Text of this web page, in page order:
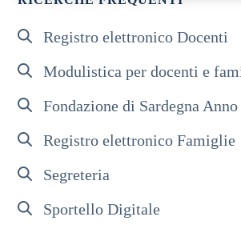
Registro elettronico Docenti
Modulistica per docenti e
Fondazione di Sardegna
Registro elettronico Famiglie
Segreteria
Sportello Digitale